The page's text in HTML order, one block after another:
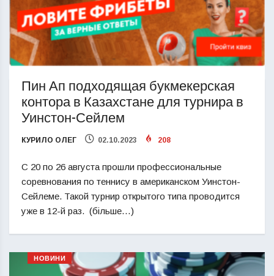
Пин Ап подходящая букмекерская
контора в Казахстане для турнира в
Уинстон-Сейлем
КУРИЛО ОЛЕГ 02.10.2023 208
С 20 по 26 августа прошли профессиональные
соревнования по теннису в американском Уинстон-
Сейлеме. Такой турнир открытого типа проводится
уже в 12-й раз. (більше…)
НОВИНИ